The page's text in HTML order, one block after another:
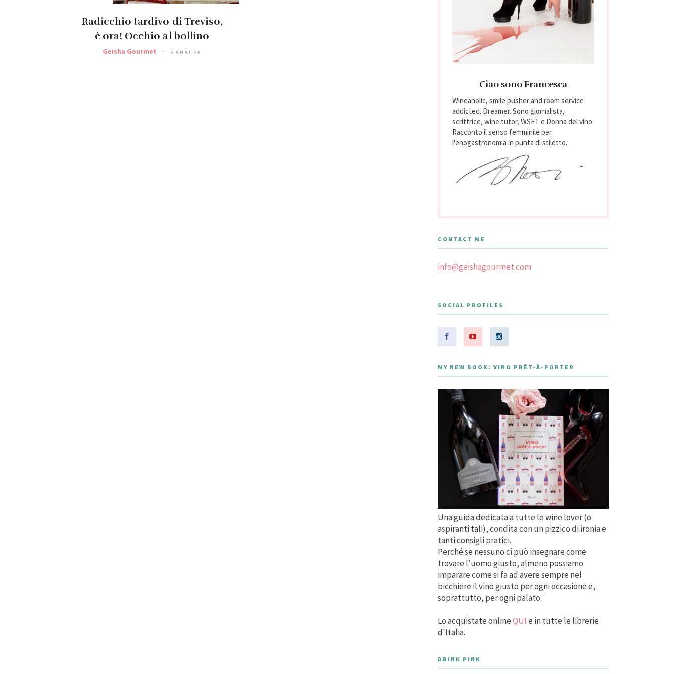
Radicchio tardivo di Treviso,
è ora! Occhio al bollino
Geisha Gourmet 5 ANNI FA
Ciao sono Francesca
Wineaholic, smile pusher and room service
addicted. Dreamer. Sono giornalista,
scrittrice, wine tutor, WSET e Donna del vino.
Racconto il senso femminile per
l'enogastronomia in punta di stiletto.
CONTACT ME
info@geishagourmet.com
SOCIAL PROFILES
MY NEW BOOK: VINO PRÊT-À-PORTER
Una guida dedicata a tutte le wine lover (o
aspiranti tali), condita con un pizzico di ironia e
tanti consigli pratici.
Perché se nessuno ci può insegnare come
trovare l’uomo giusto, almeno possiamo
imparare come si fa ad avere sempre nel
bicchiere il vino giusto per ogni occasione e,
soprattutto, per ogni palato.
Lo acquistate onlineQUI e in tutte le librerie
d'Italia.
DRINK PINK